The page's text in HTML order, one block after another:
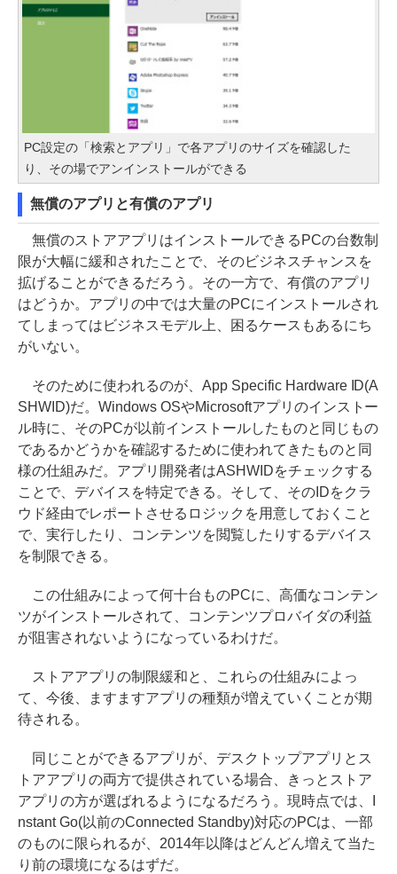
PC設定の「検索とアプリ」で各アプリのサイズを確認した
り、その場でアンインストールができる
無償のアプリと有償のアプリ
無償のストアアプリはインストールできるPCの台数制
限が大幅に緩和されたことで、そのビジネスチャンスを
拡げることができるだろう。その一方で、有償のアプリ
はどうか。アプリの中では大量のPCにインストールされ
てしまってはビジネスモデル上、困るケースもあるにち
がいない。
そのために使われるのが、App Specific Hardware ID(A
SHWID)だ。Windows OSやMicrosoftアプリのインストー
ル時に、そのPCが以前インストールしたものと同じもの
であるかどうかを確認するために使われてきたものと同
様の仕組みだ。アプリ開発者はASHWIDをチェックする
ことで、デバイスを特定できる。そして、そのIDをクラ
ウド経由でレポートさせるロジックを用意しておくこと
で、実行したり、コンテンツを閲覧したりするデバイス
を制限できる。
この仕組みによって何十台ものPCに、高価なコンテン
ツがインストールされて、コンテンツプロバイダの利益
が阻害されないようになっているわけだ。
ストアアプリの制限緩和と、これらの仕組みによっ
て、今後、ますますアプリの種類が増えていくことが期
待される。
同じことができるアプリが、デスクトップアプリとス
トアアプリの両方で提供されている場合、きっとストア
アプリの方が選ばれるようになるだろう。現時点では、I
nstant Go(以前のConnected Standby)対応のPCは、一部
のものに限られるが、2014年以降はどんどん増えて当た
り前の環境になるはずだ。